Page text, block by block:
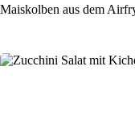
Maiskolben aus dem